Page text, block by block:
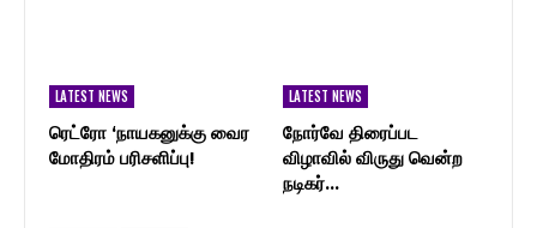
LATEST NEWS
ரெட்ரோ ‘நாயகனுக்கு வைர
மோதிரம் பரிசளிப்பு!
LATEST NEWS
நோர்வே திரைப்பட
விழாவில் விருது வென்ற
நடிகர்…